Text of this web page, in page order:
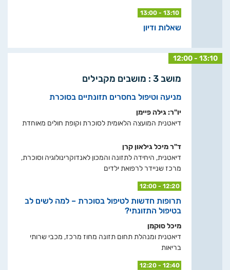
13:00 - 13:10
שאלות ודיון
12:00 - 13:10
מושב 3 : מושבים מקבילים
מניעה וטיפול בחסרים תזונתיים בסוכרת
יו"ר: גילה פיימן
דיאטנית המועצה הלאומית לסוכרת וקופת חולים מאוחדת
ד"ר מיכל גילאון קרן
דיאטנית, היחידה לתזונה והמכון לאנדוקרינולוגיה וסוכרת,
מרכז שניידר לרפואת ילדים
12:00 - 12:20
תרופות חדשות לטיפול בסוכרת – למה לשים לב
בטיפול התזונתי?
מיכל סוקמן
דיאטנית ומנהלת תחום תזונה מחוז מרכז, מכבי שרותי
בריאות
12:20 - 12:40